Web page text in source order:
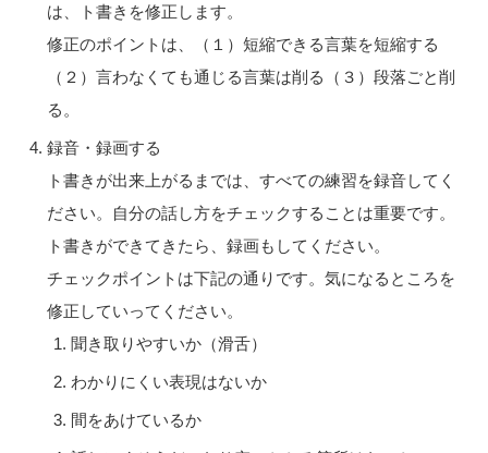
は、ト書きを修正します。
修正のポイントは、（１）短縮できる言葉を短縮する
（２）言わなくても通じる言葉は削る（３）段落ごと削
る。
録音・録画する
ト書きが出来上がるまでは、すべての練習を録音してく
ださい。自分の話し方をチェックすることは重要です。
ト書きができてきたら、録画もしてください。
チェックポイントは下記の通りです。気になるところを
修正していってください。
聞き取りやすいか（滑舌）
わかりにくい表現はないか
間をあけているか